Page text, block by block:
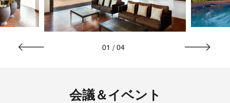
01 / 04
会議＆イベント